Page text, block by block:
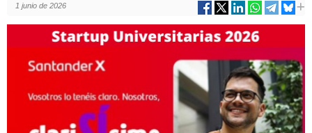
1 junio de 2026